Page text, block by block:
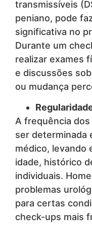
transmissíveis
peniano, pode
significativa no
Durante um
realizar exames
e discussões
ou mudança
A frequência
ser determinada
médico, levando
idade, histórico
individuais.
problemas
para certas
check-ups mais